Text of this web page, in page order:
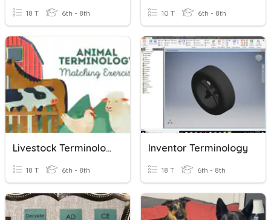
18 T 6th - 8th 10 T 6th - 8th
Livestock Terminology
18 T 6th - 8th
Inventor Terminology
18 T 6th - 8th